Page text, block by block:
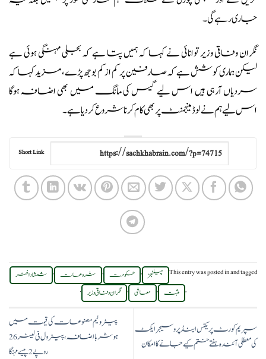
جاری رہے گی۔
نگران وفاقی وزیر توانائی نے کہا کہ ہمیں پتا ہے کہ بجلی مہنگی ہوئی ہے
لیکن ہماری کوشش ہے کہ صارفین پر کم از کم بوجھ پڑے، مزید کہا کہ
سردیاں آرہی ہیں اس لیے گیس کی مانگ میں بھی اضافہ ہوگا
اس لیے ہم نے لوڈ مینجمنٹ پر بھی کام کرنا شروع کردیا ہے۔
Short Link
This entry was posted inand tagged چیلنجز , حکومت , شروعات , شمشاد اختر
, مثبت , معاشی , نگران وفاقی وزیر .
سپریم کورٹ پریکٹس اینڈ پروسیجر ایکٹ
کی معطلی آئندہ ہفتے ختم کیے جانے کا امکان
پیٹرولیم مصنوعات کی قیمت میں
ہوشربا اضافہ، پیٹرول فی لیٹر 26
روپے 2 پیسے مہنگا